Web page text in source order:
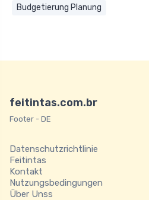
Budgetierung Planung
feitintas.com.br
Footer - DE
Datenschutzrichtlinie
Feitintas
Kontakt
Nutzungsbedingungen
Über Unss